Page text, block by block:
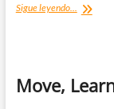
Sigue leyendo... Entrevista
que
Move,